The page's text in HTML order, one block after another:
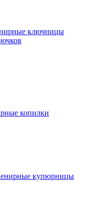
ключницы
копилки
купюрницы